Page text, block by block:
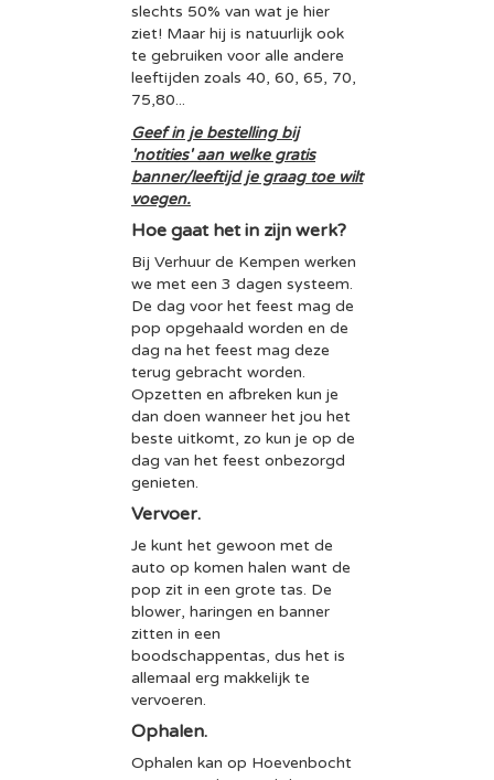
slechts 50% van wat je hier
ziet! Maar hij is natuurlijk ook
te gebruiken voor alle andere
leeftijden zoals 40, 60, 65, 70,
75,80...
Geef in je bestelling bij
'notities' aan welke gratis
banner/leeftijd je graag toe wilt
voegen.
Hoe gaat het in zijn werk?
Bij Verhuur de Kempen werken
we met een 3 dagen systeem.
De dag voor het feest mag de
pop opgehaald worden en de
dag na het feest mag deze
terug gebracht worden.
Opzetten en afbreken kun je
dan doen wanneer het jou het
beste uitkomt, zo kun je op de
dag van het feest onbezorgd
genieten.
Vervoer.
Je kunt het gewoon met de
auto op komen halen want de
pop zit in een grote tas. De
blower, haringen en banner
zitten in een
boodschappentas, dus het is
allemaal erg makkelijk te
vervoeren.
Ophalen.
Ophalen kan op Hoevenbocht